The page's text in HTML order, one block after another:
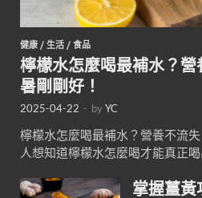
健康 / 生活 / 食品
檸檬水怎麼喝最補水？
暑剛剛好！
2025-04-22 - byYC
檸檬水怎麼喝最補水？營養不流
人想知道檸檬水怎麼喝才能真正
掌握薑黃